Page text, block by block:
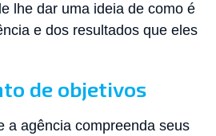
lhe dar uma ideia de como é
e dos resultados que eles
de objetivos
a agência compreenda seus